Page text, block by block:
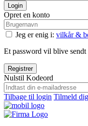
Login
Opret en konto
Jeg er enig i: vilkår &
Et password vil blive
Registrer
Nulstil Kodeord
Tilbage til login Tilmeld